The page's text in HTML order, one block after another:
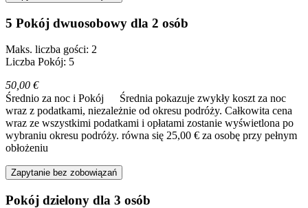
5 Pokój dwuosobowy dla 2 osób
Maks. liczba gości: 2
Liczba Pokój: 5
50,00 €
Średnio za noc i Pokój
Średnia pokazuje zwykły koszt za noc
wraz z podatkami, niezależnie od okresu podróży. Całkowita cena
wraz ze wszystkimi podatkami i opłatami zostanie wyświetlona po
wybraniu okresu podróży. równa się 25,00 € za osobę przy pełnym
obłożeniu
Zapytanie bez zobowiązań
Pokój dzielony dla 3 osób